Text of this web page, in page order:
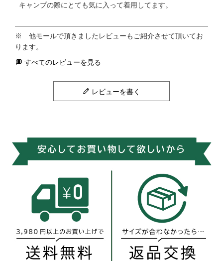
キャンプの際にとても気に入って着用してます。
すべてのレビューを見る
レビューを書く